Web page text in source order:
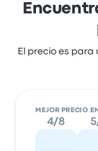
El precio es
MEJOR PRECIO
4/8